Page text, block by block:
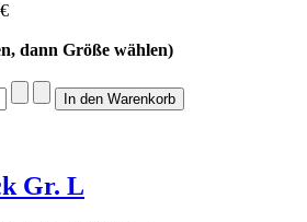
dann Größe wählen)
Gr. L